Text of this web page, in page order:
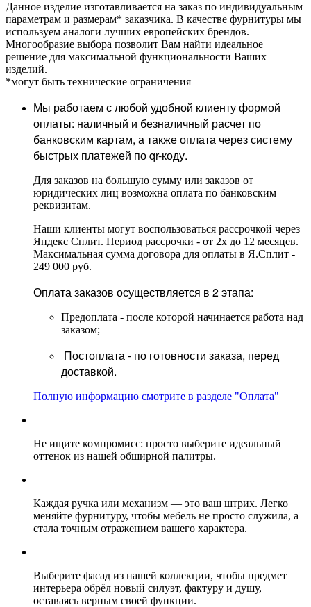
Данное изделие изготавливается на заказ по индивидуальным
параметрам и размерам* заказчика. В качестве фурнитуры мы
используем аналоги лучших европейских брендов.
Многообразие выбора позволит Вам найти идеальное
решение для максимальной функциональности Ваших
изделий.
*могут быть технические ограничения
Мы работаем с любой удобной клиенту формой
оплаты: наличный и безналичный расчет по
банковским картам, а также оплата через систему
быстрых платежей по qr-коду.
Для заказов на большую сумму или заказов от
юридических лиц возможна оплата по банковским
реквизитам.
Наши клиенты могут воспользоваться рассрочкой через
Яндекс Сплит. Период рассрочки - от 2х до 12 месяцев.
Максимальная сумма договора для оплаты в Я.Сплит -
249 000 руб.
Оплата заказов осуществляется в 2 этапа:
Предоплата - после которой начинается работа над
заказом;
Постоплата - по готовности заказа, перед
доставкой.
Полную информацию смотрите в разделе "Оплата"
Не ищите компромисс: просто выберите идеальный
оттенок из нашей обширной палитры.
Каждая ручка или механизм — это ваш штрих. Легко
меняйте фурнитуру, чтобы мебель не просто служила, а
стала точным отражением вашего характера.
Выберите фасад из нашей коллекции, чтобы предмет
интерьера обрёл новый силуэт, фактуру и душу,
оставаясь верным своей функции.